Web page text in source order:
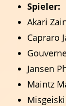
Spieler:
Akari
Capraro
Jansen
Maintz